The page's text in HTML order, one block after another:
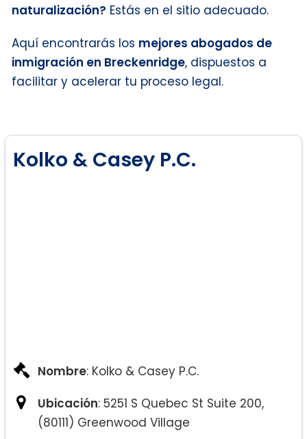
naturalización? Estás en el sitio adecuado.
Aquí encontrarás los mejores abogados de
inmigración en Breckenridge, dispuestos a
facilitar y acelerar tu proceso legal.
Kolko & Casey P.C.
Nombre: Kolko & Casey P.C.
Ubicación: 5251 S Quebec St Suite 200,
(80111) Greenwood Village